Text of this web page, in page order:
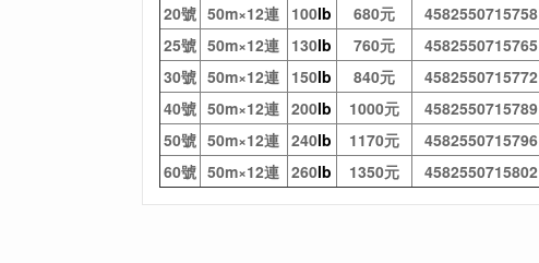
20號 50m×12連 100lb 680元
4582550715758
25號 50m×12連 130lb 760元
4582550715765
30號 50m×12連 150lb 840元
4582550715772
40號 50m×12連 200lb 1000元
4582550715789
50號 50m×12連 240lb 1170元
4582550715796
60號 50m×12連 260lb 1350元 4582550715802